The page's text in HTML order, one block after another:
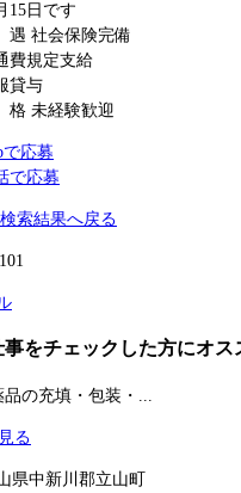
15日です
遇 社会保険完備
費規定支給
貸与
格 未経験歓迎
で応募
で応募
索結果へ戻る
事をチェックした方にオス
品の充填・包装・...
る
県中新川郡立山町